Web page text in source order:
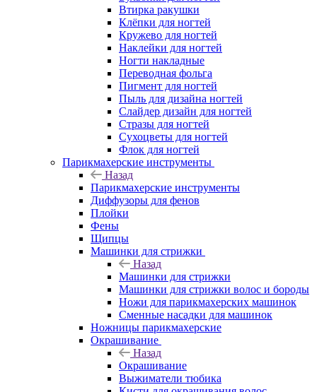
Втирка ракушки
Клёпки для ногтей
Кружево для ногтей
Наклейки для ногтей
Ногти накладные
Переводная фольга
Пигмент для ногтей
Пыль для дизайна ногтей
Слайдер дизайн для ногтей
Стразы для ногтей
Сухоцветы для ногтей
Флок для ногтей
Парикмахерские инструменты
Назад
Парикмахерские инструменты
Диффузоры для фенов
Плойки
Фены
Щипцы
Машинки для стрижки
Назад
Машинки для стрижки
Машинки для стрижки волос и бороды
Ножи для парикмахерских машинок
Сменные насадки для машинок
Ножницы парикмахерские
Окрашивание
Назад
Окрашивание
Выжиматели тюбика